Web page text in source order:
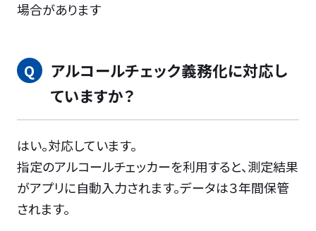
場合があります
アルコールチェック義務化に対応し
ていますか？
はい。対応しています。
指定のアルコールチェッカーを利用すると、測定結果
がアプリに自動入力されます。データは３年間保管
されます。